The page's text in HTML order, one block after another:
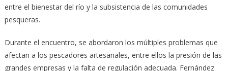
entre el bienestar del río y la subsistencia de las comunidades
pesqueras.
Durante el encuentro, se abordaron los múltiples problemas que
afectan a los pescadores artesanales, entre ellos la presión de las
grandes empresas y la falta de regulación adecuada. Fernández